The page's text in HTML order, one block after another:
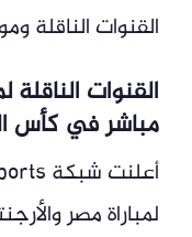
القنوات الناقلة
القنوات الناقلة
مباشر في كأس
لمباراة مصر